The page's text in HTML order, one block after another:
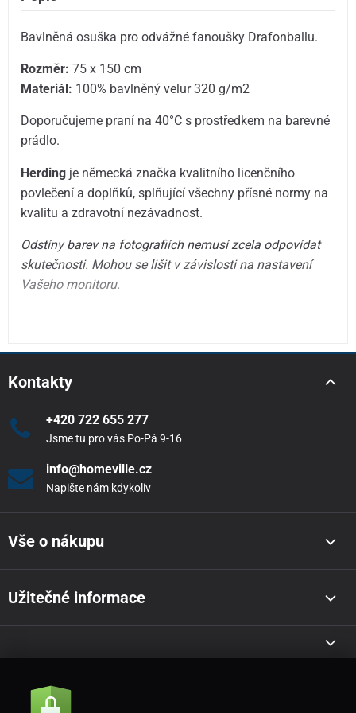
Bavlněná osuška pro odvážné fanoušky Drafonballu.
Rozměr: 75 x 150 cm
Materiál: 100% bavlněný velur 320 g/m2
Doporučujeme praní na 40°C s prostředkem na barevné
prádlo.
Herding je německá značka kvalitního licenčního
povlečení a doplňků, splňující všechny přísné normy na
kvalitu a zdravotní nezávadnost.
Odstíny barev na fotografiích nemusí zcela odpovídat
skutečnosti. Mohou se lišit v závislosti na nastavení
Vašeho monitoru.
Kontakty
+420 722 655 277
Jsme tu pro vás Po-Pá 9-16
info@homeville.cz
Napište nám kdykoliv
Vše o nákupu
Užitečné informace
Akce a novinky e-mailem